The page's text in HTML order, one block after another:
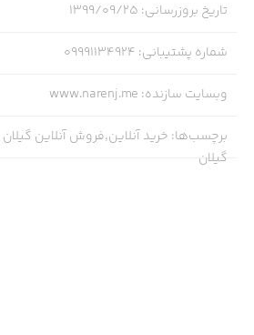
تاریخ بروزرسانی: ۱۳۹۹/۰۹/۲۵
شماره پشتیبانی:
09991134924
وبسایت سازنده:
www.narenj.me
برچسب‌ها: خرید آنلاین,فروش آنلاین
گیلان